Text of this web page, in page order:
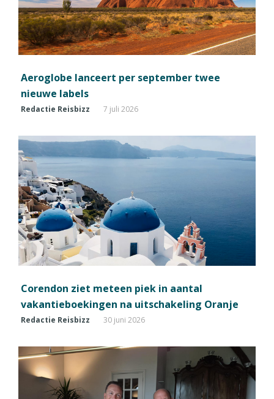
Aeroglobe lanceert per september twee
nieuwe labels
Redactie Reisbizz 7 juli 2026
Corendon ziet meteen piek in aantal
vakantieboekingen na uitschakeling Oranje
Redactie Reisbizz 30 juni 2026